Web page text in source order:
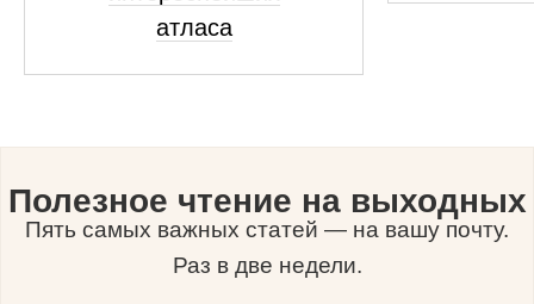
атласа
Полезное чтение на выходных
Пять самых важных статей — на вашу почту.
Раз в две недели.